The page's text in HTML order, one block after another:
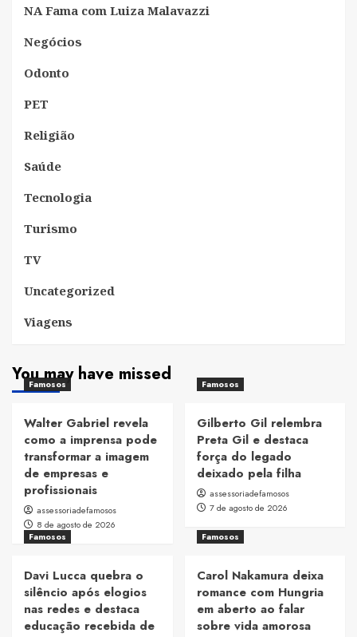
NA Fama com Luiza Malavazzi
Negócios
Odonto
PET
Religião
Saúde
Tecnologia
Turismo
TV
Uncategorized
Viagens
You may have missed
Famosos
Walter Gabriel revela
como a imprensa pode
transformar a imagem
de empresas e
profissionais
assessoriadefamosos
8 de agosto de 2026
Famosos
Gilberto Gil relembra
Preta Gil e destaca
força do legado
deixado pela filha
assessoriadefamosos
7 de agosto de 2026
Famosos
Davi Lucca quebra o
silêncio após elogios
nas redes e destaca
educação recebida de
Famosos
Carol Nakamura deixa
romance com Hungria
em aberto ao falar
sobre vida amorosa